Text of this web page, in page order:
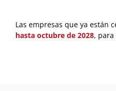
Las empresas que ya están
hasta octubre de 2028, para